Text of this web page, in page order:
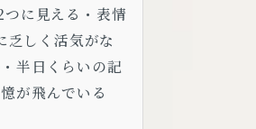
つに見える・表情
乏しく活気がな
半日くらいの記
憶が飛んでいる